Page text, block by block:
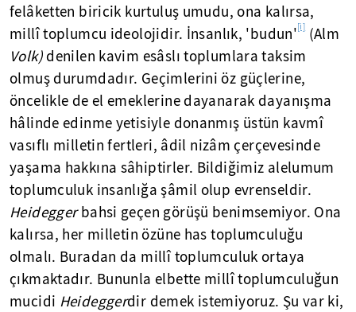
felâketten biricik kurtuluş umudu, ona kalırsa,
millî toplumcu ideolojidir. İnsanlık, 'budun'[i](Alm
Volk)denilen kavim esâslı toplumlara taksim
olmuş durumdadır. Geçimlerini öz güçlerine,
öncelikle de el emeklerine dayanarak dayanışma
hâlinde edinme yetisiyle donanmış üstün kavmî
vasıflı milletin fertleri, âdil nizâm çerçevesinde
yaşama hakkına sâhiptirler. Bildiğimiz alelumum
toplumculuk insanlığa şâmil olup evrenseldir.
Heideggerbahsi geçen görüşü benimsemiyor. Ona
kalırsa, her milletin özüne has toplumculuğu
olmalı. Buradan da millî toplumculuk ortaya
çıkmaktadır. Bununla elbette millî toplumculuğun
mucidi Heideggerdir demek istemiyoruz. Şu var ki,